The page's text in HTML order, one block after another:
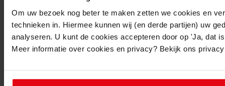
Om uw bezoek nog beter te maken zetten we cookies en
technieken in. Hiermee kunnen wij (en derde partijen) uw
analyseren. U kunt de cookies accepteren door op 'Ja, dat
Meer informatie over cookies en privacy? Bekijk ons
436Vergroten woning, 1985
Datering:
1985
Beschrijving:
Datum vergunning: